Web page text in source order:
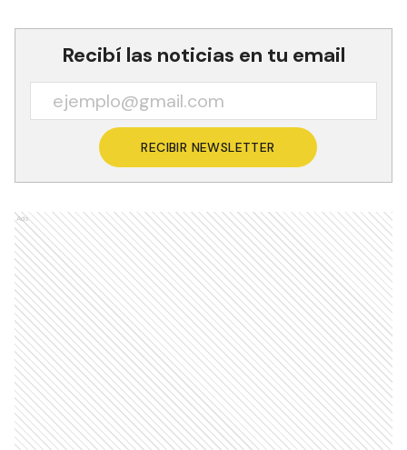
Recibí las noticias en tu email
RECIBIR NEWSLETTER
Ads